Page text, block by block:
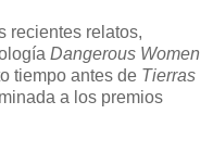
recientes relatos,
Dangerous Women
tiempo antes de Tierras
a los premios